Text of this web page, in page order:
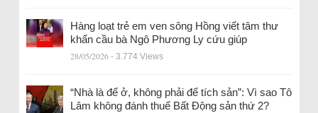
Hàng loạt trẻ em ven sông Hồng viết tâm thư
khẩn cầu bà Ngô Phương Ly cứu giúp
28/05/2026 - 3.774 Views
“Nhà là để ở, không phải để tích sản”: Vì sao Tô
Lâm không đánh thuế Bất Động sản thứ 2?